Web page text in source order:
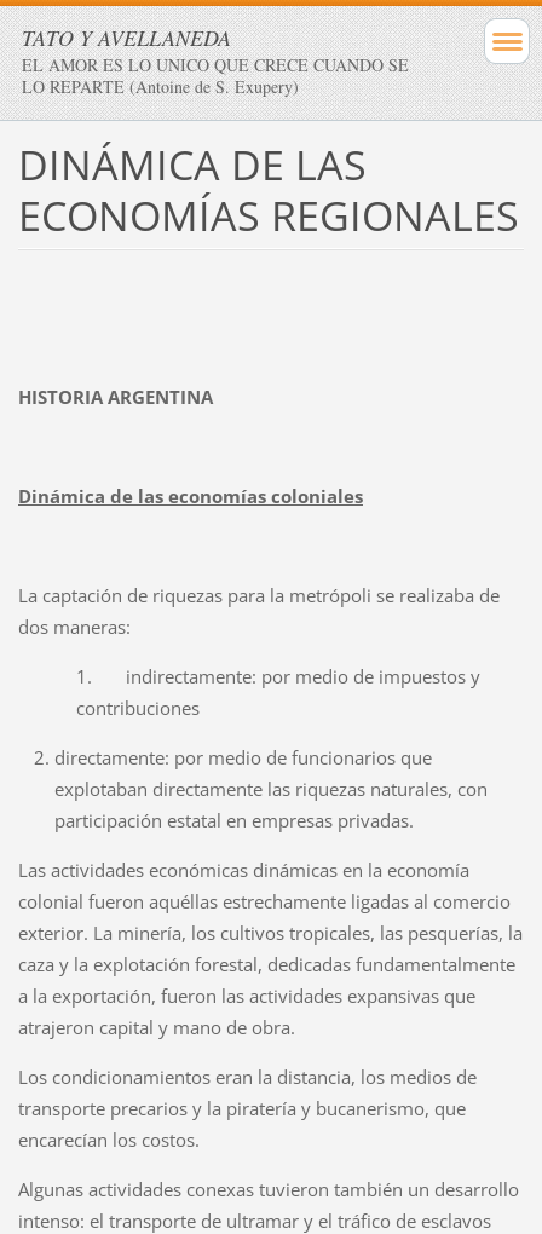
TATO Y AVELLANEDA
EL AMOR ES LO UNICO QUE CRECE CUANDO SE
LO REPARTE (Antoine de S. Exupery)
DINÁMICA DE LAS
ECONOMÍAS REGIONALES
HISTORIA ARGENTINA
Dinámica de las economías coloniales
La captación de riquezas para la metrópoli se realizaba de
dos maneras:
1. indirectamente: por medio de impuestos y
contribuciones
directamente: por medio de funcionarios que
explotaban directamente las riquezas naturales, con
participación estatal en empresas privadas.
Las actividades económicas dinámicas en la economía
colonial fueron aquéllas estrechamente ligadas al comercio
exterior. La minería, los cultivos tropicales, las pesquerías, la
caza y la explotación forestal, dedicadas fundamentalmente
a la exportación, fueron las actividades expansivas que
atrajeron capital y mano de obra.
Los condicionamientos eran la distancia, los medios de
transporte precarios y la piratería y bucanerismo, que
encarecían los costos.
Algunas actividades conexas tuvieron también un desarrollo
intenso: el transporte de ultramar y el tráfico de esclavos